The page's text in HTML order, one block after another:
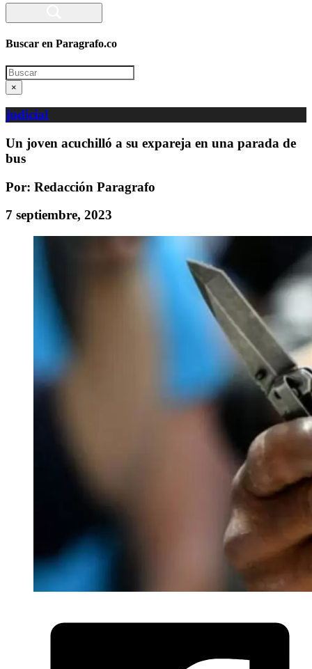
Buscar en Paragrafo.co
Search
×
judicial
Un joven acuchilló a su expareja en una parada de
bus
Por: Redacción Paragrafo
7 septiembre, 2023